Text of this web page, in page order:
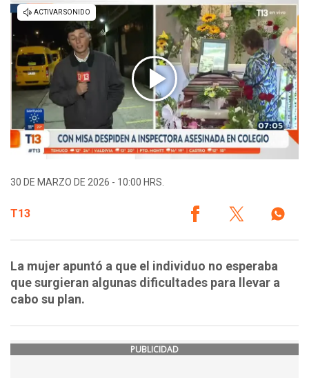
30 DE MARZO DE 2026 - 10:00 HRS.
T13
La mujer apuntó a que el individuo no esperaba
que surgieran algunas dificultades para llevar a
cabo su plan.
PUBLICIDAD